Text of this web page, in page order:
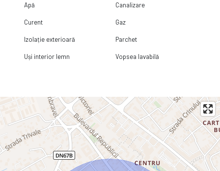
Apă Canalizare
Curent Gaz
Izolație exterioară Parchet
Uși interior lemn Vopsea lavabilă